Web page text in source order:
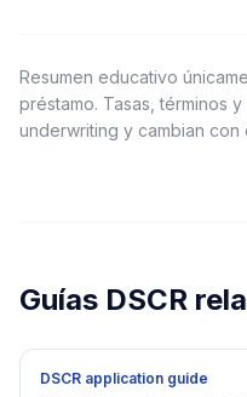
Resumen educativo
préstamo. Tasas, términos
underwriting y cambian con
Guías DSCR
DSCR application guide